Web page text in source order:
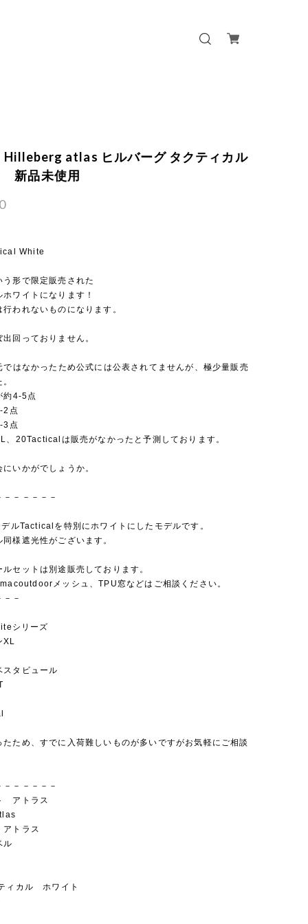
Hilleberg atlas ヒルバーグ タクティカル
新品未使用
White
う形で限定販売された
ワイトになります！
われないものになります。
出回っておりません。
ではなかったため公式には公表されてませんが、極少量販売
約4-5点
2点
3点
、20Tacticalは販売がなかったと予測しております。
いかがでしょうか。
－－－－－－
ルTacticalを特別にホワイトにしたモデルです。
様遮光性がございます。
セットは別途販売しております。
メッシュ、TPU窓などはご相談ください。
－－
シリーズ
XL
スタビュール
たため、すでに入荷難しいものが多いですがお気軽にご相談
－－－－－－
アトラス
トラス
ル
ィカル ホワイト